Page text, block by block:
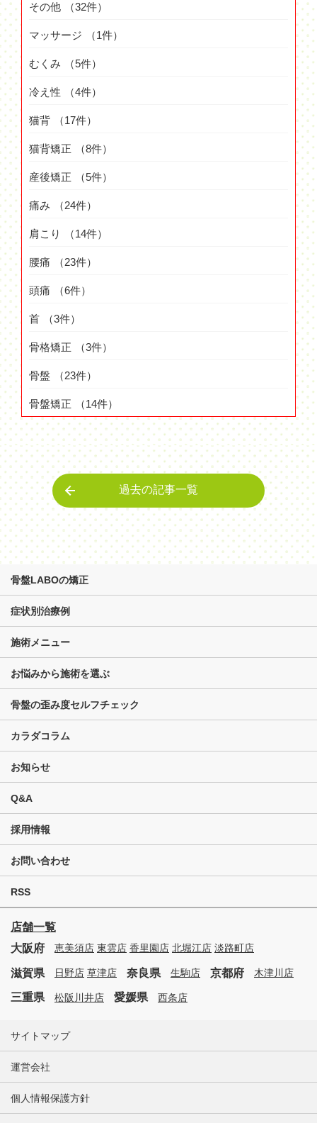
その他 （32件）
マッサージ （1件）
むくみ （5件）
冷え性 （4件）
猫背 （17件）
猫背矯正 （8件）
産後矯正 （5件）
痛み （24件）
肩こり （14件）
腰痛 （23件）
頭痛 （6件）
首 （3件）
骨格矯正 （3件）
骨盤 （23件）
骨盤矯正 （14件）
過去の記事一覧
骨盤LABOの矯正
症状別治療例
施術メニュー
お悩みから施術を選ぶ
骨盤の歪み度セルフチェック
カラダコラム
お知らせ
Q&A
採用情報
お問い合わせ
RSS
店舗一覧
大阪府
恵美須店 東雲店 香里園店 北堀江店 淡路町店
滋賀県 日野店 草津店 奈良県 生駒店 京都府 木津川店
三重県 松阪川井店 愛媛県 西条店
サイトマップ
運営会社
個人情報保護方針